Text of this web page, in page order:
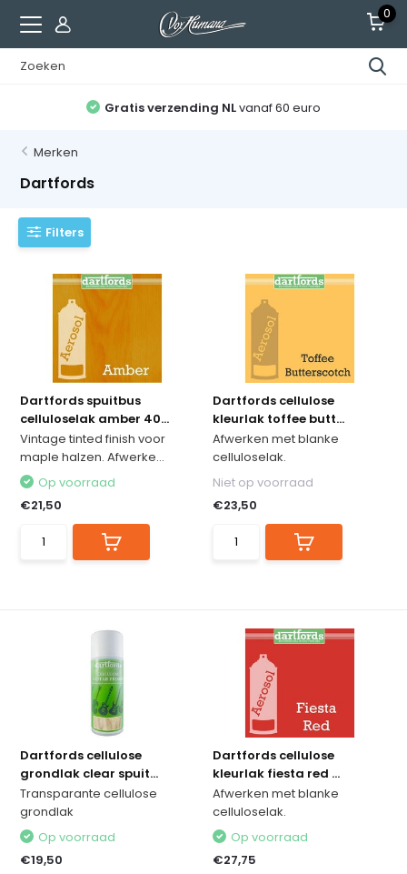
0
Gratis verzending NLvanaf 60 euro
Merken
Dartfords
Filters
Dartfords spuitbus
celluloselak amber 40...
Vintage tinted finish voor
maple halzen. Afwerke...
Op voorraad
€21,50
Dartfords cellulose
kleurlak toffee butt...
Afwerken met blanke
celluloselak.
Niet op voorraad
€23,50
Dartfords cellulose
grondlak clear spuit...
Transparante cellulose
grondlak
Op voorraad
€19,50
Dartfords cellulose
kleurlak fiesta red ...
Afwerken met blanke
celluloselak.
Op voorraad
€27,75